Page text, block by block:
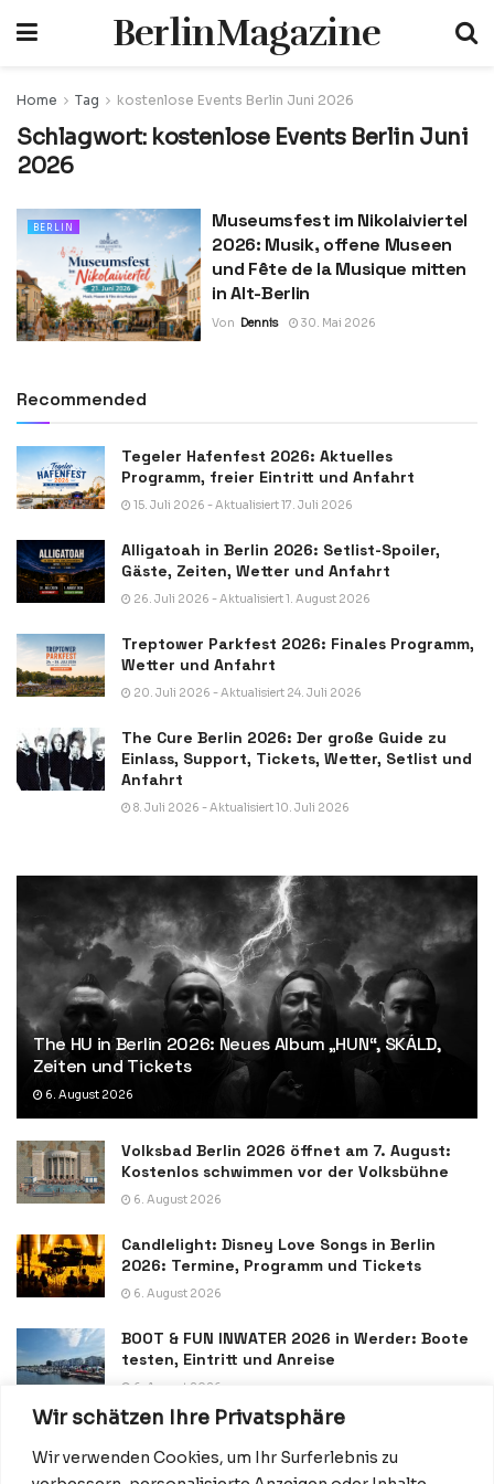
Wir schätzen Ihre Privatsphäre
Wir verwenden Cookies, um Ihr Surferlebnis zu
BerlinMagazine
Home Tag kostenlose Events Berlin Juni 2026
Schlagwort: kostenlose Events Berlin Juni
2026
BERLIN
Museumsfest im Nikolaiviertel
2026: Musik, offene Museen
und Fête de la Musique mitten
in Alt-Berlin
Von Dennis 30. Mai 2026
Recommended
Tegeler Hafenfest 2026: Aktuelles
Programm, freier Eintritt und Anfahrt
15. Juli 2026 - Aktualisiert 17. Juli 2026
Alligatoah in Berlin 2026: Setlist-Spoiler,
Gäste, Zeiten, Wetter und Anfahrt
26. Juli 2026 - Aktualisiert 1. August 2026
Treptower Parkfest 2026: Finales Programm,
Wetter und Anfahrt
20. Juli 2026 - Aktualisiert 24. Juli 2026
The Cure Berlin 2026: Der große Guide zu
Einlass, Support, Tickets, Wetter, Setlist und
Anfahrt
8. Juli 2026 - Aktualisiert 10. Juli 2026
The HU in Berlin 2026: Neues Album „HUN“, SKÁLD,
Zeiten und Tickets
6. August 2026
Volksbad Berlin 2026 öffnet am 7. August:
Kostenlos schwimmen vor der Volksbühne
6. August 2026
Candlelight: Disney Love Songs in Berlin
2026: Termine, Programm und Tickets
6. August 2026
BOOT & FUN INWATER 2026 in Werder: Boote
testen, Eintritt und Anreise
6. August 2026